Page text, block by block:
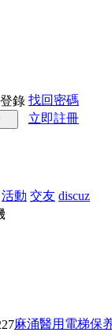
錄 找回密碼
立即註冊
活動 交友 discuz
麻涌醫用電梯保